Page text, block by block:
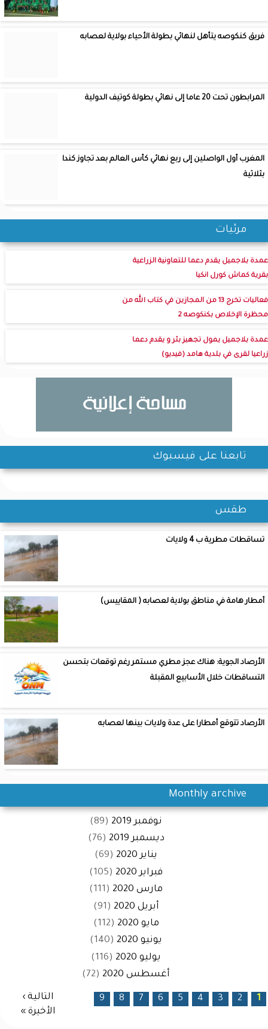
فريق كنكوصه يتأهل لنهائي بطولة الأحياء بولاية لعصابه
المرابطون تحت 20 عاما إلى نهائي بطولة كوتيف الدولية
المغرب أول الواصلين إلى ربع نهائي كأس العالم بعد تجاوز كندا
بثلاثية
مرئيات
عمدة بلاجميل يقدم دعما للتعاونية الزراعية
بقرية كماش كورل انكيا
فعاليات تخرج 13 من المجازين في كتاب الله من
محظرة الإخلاص بكنكوصه 2
عمدة بلاجميل يمول تجهيز بئر و يقدم دعما
زراعيا لقرى في بلدية هامد (فيديو)
تابعنا على فيسبوك
طقس
تساقطات مطرية ب 4 ولايات
أمطار هامة في مناطق بولاية لعصابه ( المقاييس)
الأرصاد الجوية: هناك عجز مطري مستمر رغم توقعات بتحسن
التساقطات خلال الأسابيع المقبلة
الأرصاد تتوقع أمطارا على عدة ولايات بينها لعصابه
Monthly archive
نوفمبر 2019
(89)
ديسمبر 2019
(76)
يناير 2020
(69)
فبراير 2020
(105)
مارس 2020
(111)
أبريل 2020
(91)
مايو 2020
(112)
يونيو 2020
(140)
يوليو 2020
(116)
أغسطس 2020
(72)
الصفحات
1
2
3
4
5
6
7
8
9
التالية ›
الأخيرة »